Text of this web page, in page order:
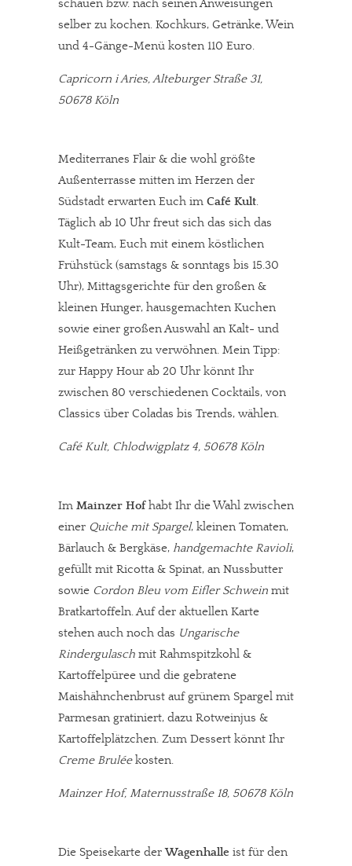
schauen bzw. nach seinen Anweisungen
selber zu kochen. Kochkurs, Getränke, Wein
und 4-Gänge-Menü kosten 110 Euro.
Capricorn i Aries, Alteburger Straße 31,
50678 Köln
Mediterranes Flair & die wohl größte
Außenterrasse mitten im Herzen der
Südstadt erwarten Euch im Café Kult.
Täglich ab 10 Uhr freut sich das sich das
Kult-Team, Euch mit einem köstlichen
Frühstück (samstags & sonntags bis 15.30
Uhr), Mittagsgerichte für den großen &
kleinen Hunger, hausgemachten Kuchen
sowie einer großen Auswahl an Kalt- und
Heißgetränken zu verwöhnen. Mein Tipp:
zur Happy Hour ab 20 Uhr könnt Ihr
zwischen 80 verschiedenen Cocktails, von
Classics über Coladas bis Trends, wählen.
Café Kult, Chlodwigplatz 4, 50678 Köln
Im Mainzer Hofhabt Ihr die Wahl zwischen
einer Quiche mit Spargel, kleinen Tomaten,
Bärlauch & Bergkäse, handgemachte Ravioli,
gefüllt mit Ricotta & Spinat, an Nussbutter
sowie Cordon Bleu vom Eifler Schwein mit
Bratkartoffeln. Auf der aktuellen Karte
stehen auch noch das Ungarische
Rindergulasch mit Rahmspitzkohl &
Kartoffelpüree und die gebratene
Maishähnchenbrust auf grünem Spargel mit
Parmesan gratiniert, dazu Rotweinjus &
Kartoffelplätzchen. Zum Dessert könnt Ihr
Creme Bruléekosten.
Mainzer Hof, Maternusstraße 18, 50678 Köln
Die Speisekarte derWagenhalle ist für den